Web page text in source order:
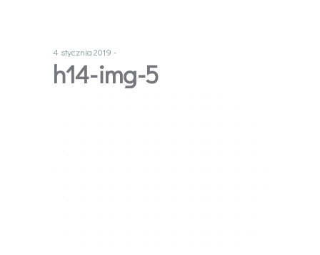
4 stycznia 2019
h14-img-5